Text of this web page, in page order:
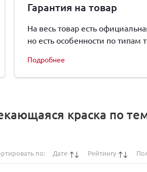
Гарантия на товар
На весь товар есть
но есть особенности по типам
Подробнее
краска по
по: Дате Рейтингу